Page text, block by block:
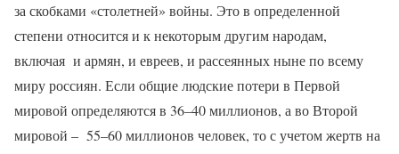
за скобками «столетней» войны. Это в определенной
степени относится и к некоторым другим народам,
включая и армян, и евреев, и рассеянных ныне по всему
миру россиян. Если общие людские потери в Первой
мировой определяются в 36–40 миллионов, а во Второй
мировой – 55–60 миллионов человек, то с учетом жертв на